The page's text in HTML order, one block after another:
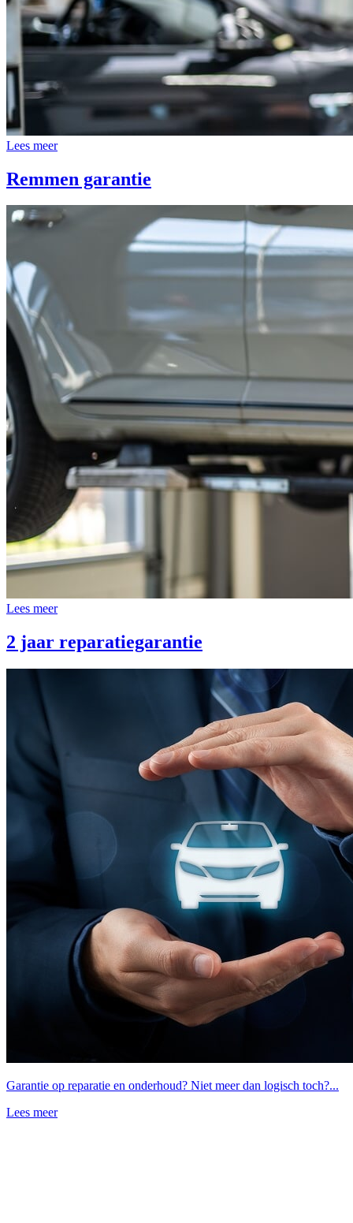
Lees meer
Remmen garantie
Lees meer
2 jaar reparatiegarantie
Garantie op reparatie en onderhoud? Niet meer dan logisch toch?...
Lees meer